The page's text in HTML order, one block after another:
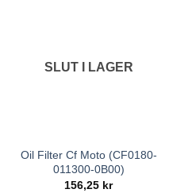
SLUT I LAGER
Oil Filter Cf Moto (CF0180-
011300-0B00)
156,25 kr